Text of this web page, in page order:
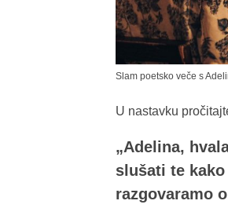
Slam poetsko veče s
U nastavku
„Adelina,
slušati te
razgovaramo